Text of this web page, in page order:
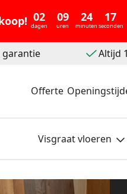
02
dagen
09
uren
24
minuten
15
seconden
garantie Altijd
Offerte
Visgraat vloeren